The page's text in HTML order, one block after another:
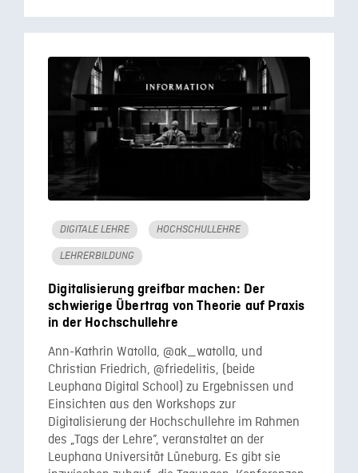
DIGITALE LEHRE HOCHSCHULLEHRE
LEHRERBILDUNG
Digitalisierung greifbar machen: Der
schwierige Übertrag von Theorie auf Praxis
in der Hochschullehre
Ann-Kathrin Watolla, @ak_watolla, und
Christian Friedrich, @friedelitis, (beide
Leuphana Digital School) zu Ergebnissen und
Einsichten aus den Workshops zur
Digitalisierung der Hochschullehre im Rahmen
des „Tags der Lehre”, veranstaltet an der
Leuphana Universität Lüneburg. Es gibt sie